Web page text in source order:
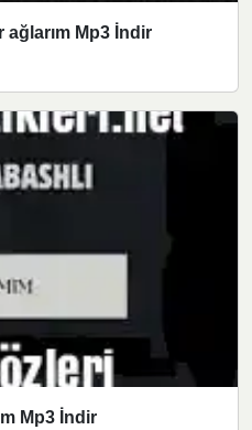
Mp3 İndir
Mp3 İndir